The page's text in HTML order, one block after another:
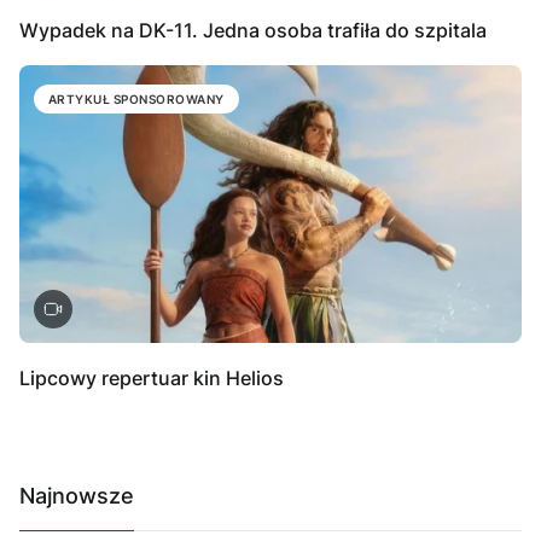
Wypadek na DK-11. Jedna osoba trafiła do szpitala
ARTYKUŁ SPONSOROWANY
Lipcowy repertuar kin Helios
Najnowsze